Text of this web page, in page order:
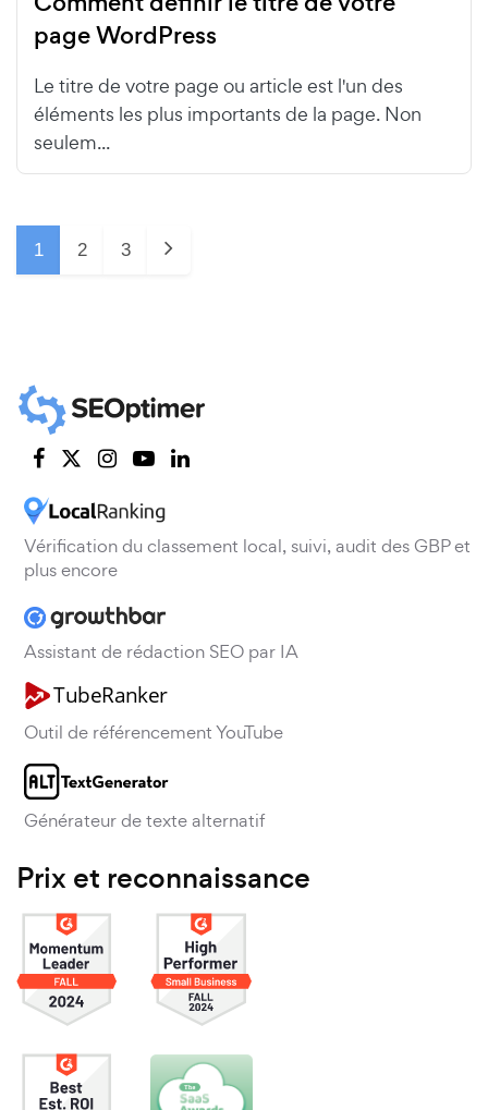
page WordPress
Le titre de votre page ou article est l'un des
éléments les plus importants de la page. Non
seulem...
1 2 3
Vérification du classement local, suivi, audit des GBP et
plus encore
Assistant de rédaction SEO par IA
Outil de référencement YouTube
Générateur de texte alternatif
Prix et reconnaissance